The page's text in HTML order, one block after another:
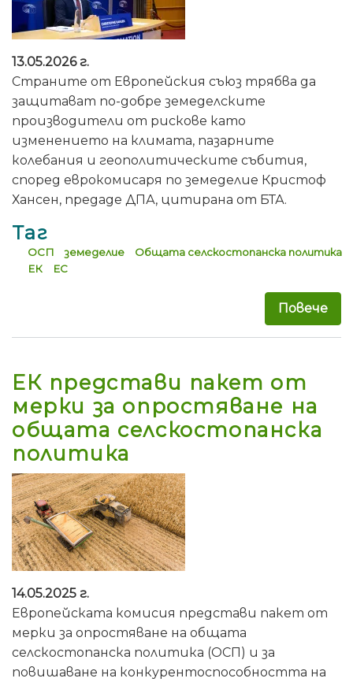
13.05.2026 г.
Страните от Европейския съюз трябва да
защитават по-добре земеделските
производители от рискове като
изменението на климата, пазарните
колебания и геополитическите събития,
според еврокомисаря по земеделие Кристоф
Хансен, предаде ДПА, цитирана от БТА.
Таг
ОСП земеделие
Общата селскостопанска политика
ЕК
ЕС
Повече
ЕК представи пакет от
мерки за опростяване на
общата селскостопанска
политика
14.05.2025 г.
Европейската комисия представи пакет от
мерки за опростяване на общата
селскостопанска политика (ОСП) и за
повишаване на конкурентоспособността на